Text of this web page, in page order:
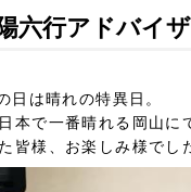
六行アドバイ
日は晴れの特異日。
本で一番晴れる岡山
皆様、お楽しみ様でし